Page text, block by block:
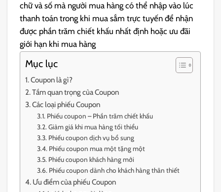
chữ và số mà người mua hàng có thể nhập vào lúc
thanh toán trong khi mua sắm trực tuyến để nhận
được phần trăm chiết khấu nhất định hoặc ưu đãi
giới hạn khi mua hàng
Mục lục
Coupon là gì?
Tầm quan trọng của Coupon
Các loại phiếu Coupon
Phiếu coupon – Phần trăm chiết khấu
Giảm giá khi mua hàng tối thiểu
Phiếu coupon dịch vụ bổ sung
Phiếu coupon mua một tặng một
Phiếu coupon khách hàng mới
Phiếu coupon dành cho khách hàng thân thiết
Ưu điểm của phiếu Coupon